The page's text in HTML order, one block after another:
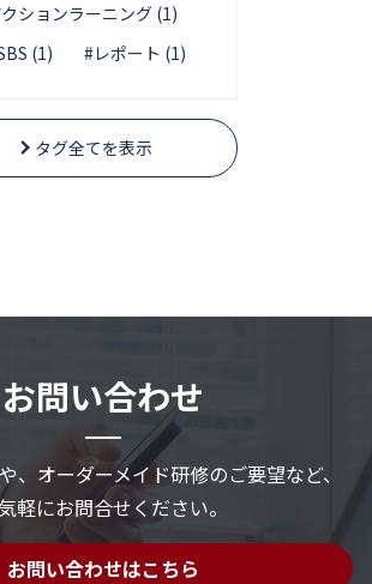
ションラーニング (1)
(1)
#レポート (1)
タグ全てを表示
お問い合わせ
、 オーダーメイド研修のご要望など、
軽にお問合せください。
お問い合わせはこちら